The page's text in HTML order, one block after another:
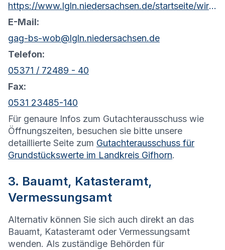
https://www.lgln.niedersachsen.de/startseite/wir_uber_uns_amp_organisation/organisation_amp_kontakt/rd_braunschweig_wolfsburg/geschaftsstelle_gutachterausschuss/geschaftsstelle-des-gutachterausschusses-101491.html
E-Mail:
gag-bs-wob@lgln.niedersachsen.de
Telefon:
05371 / 72489 - 40
Fax:
0531 23485-140
Für genaure Infos zum Gutachterausschuss wie
Öffnungszeiten, besuchen sie bitte unsere
detaillierte Seite zum Gutachterausschuss für
Grundstückswerte im Landkreis Gifhorn.
3. Bauamt, Katasteramt,
Vermessungsamt
Alternativ können Sie sich auch direkt an das
Bauamt, Katasteramt oder Vermessungsamt
wenden. Als zuständige Behörden für